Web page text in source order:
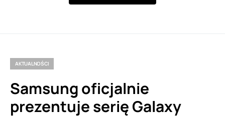
AKTUALNOŚCI
Samsung oficjalnie
prezentuje serię Galaxy